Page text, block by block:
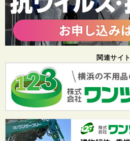
関連サイト